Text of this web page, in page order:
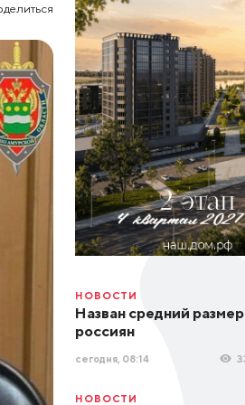
НОВОСТИ
Назван средний
россиян
сегодня, 08:14
НОВОСТИ